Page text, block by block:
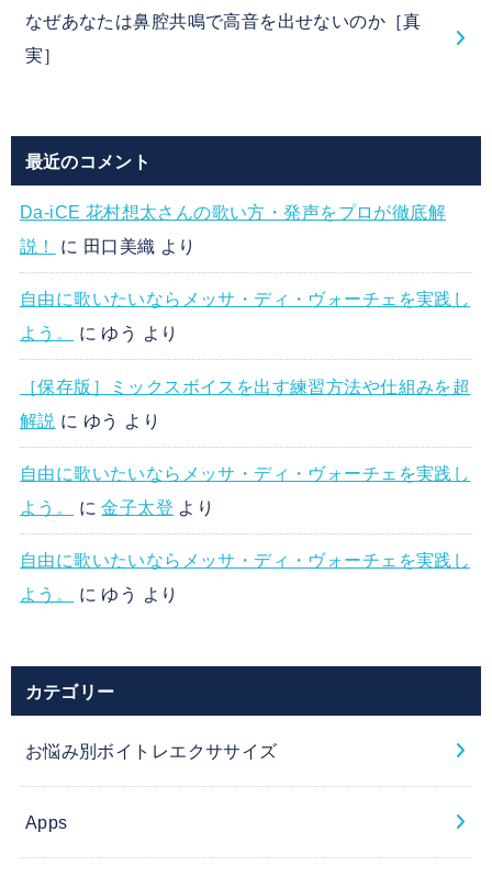
なぜあなたは鼻腔共鳴で高音を出せないのか［真
実］
最近のコメント
Da-iCE 花村想太さんの歌い方・発声をプロが徹底解
説！
に 田口美織 より
自由に歌いたいならメッサ・ディ・ヴォーチェを実践し
よう。
に ゆう より
［保存版］ミックスボイスを出す練習方法や仕組みを超
解説 に ゆう より
自由に歌いたいならメッサ・ディ・ヴォーチェを実践し
よう。
に金子太登 より
自由に歌いたいならメッサ・ディ・ヴォーチェを実践し
よう。
に ゆう より
カテゴリー
お悩み別ボイトレエクササイズ
Apps